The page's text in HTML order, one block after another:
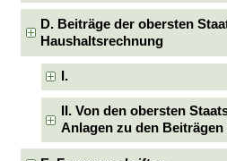
D. Beiträge der obersten
Haushaltsrechnung
I.
II. Von den obersten
Anlagen zu den